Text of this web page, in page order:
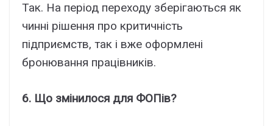
Так. На період переходу зберігаються як
чинні рішення про критичність
підприємств, так і вже оформлені
бронювання працівників.
6. Що змінилося для ФОПів?